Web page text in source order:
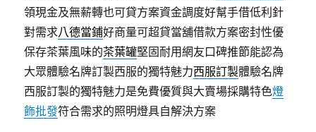
領現金及無薪轉也可貸方案資金調度好幫手借低利針
對需求八德當鋪好商量可超貸當舖借款方案密封性優
保存茶葉風味的茶葉罐堅固耐用網友口碑推節能認為
大眾體驗名牌訂製西服的獨特魅力西服訂製體驗名牌
西服訂製的獨特魅力是免費優質與大賣場採購特色燈
飾批發符合需求的照明燈具自解決方案